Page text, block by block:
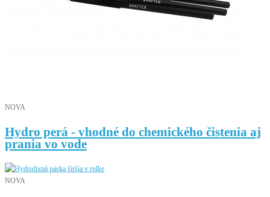
NOVA
Hydro perá - vhodné do chemického čistenia aj
prania vo vode
NOVA